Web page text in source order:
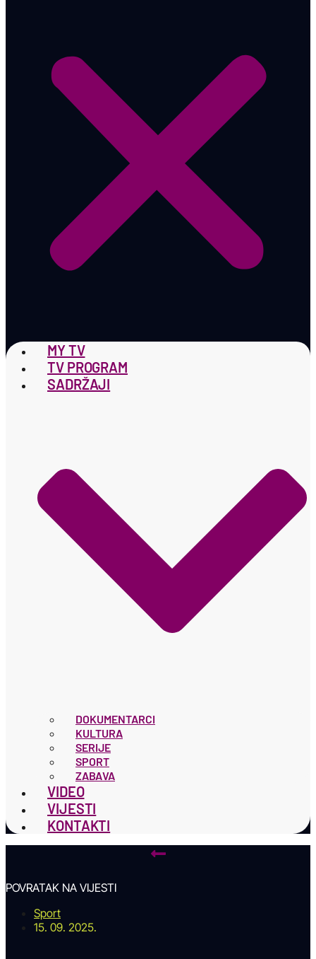
MY TV
TV PROGRAM
SADRŽAJI
DOKUMENTARCI
KULTURA
SERIJE
SPORT
ZABAVA
VIDEO
VIJESTI
KONTAKTI
POVRATAK NA VIJESTI
Sport
15. 09. 2025.